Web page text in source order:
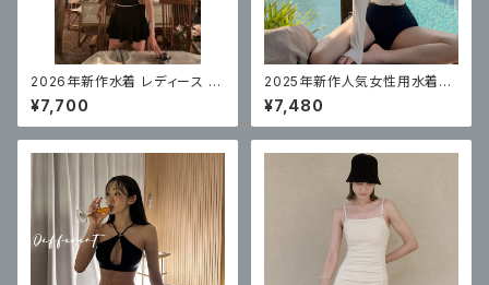
2026年新作水着 レディース ス
プリットハイレベルスカートスタ
イル
¥7,700
2025年新作人気女性用水着の
韓国版、ハイウエストビキニ3点
セット
¥7,480